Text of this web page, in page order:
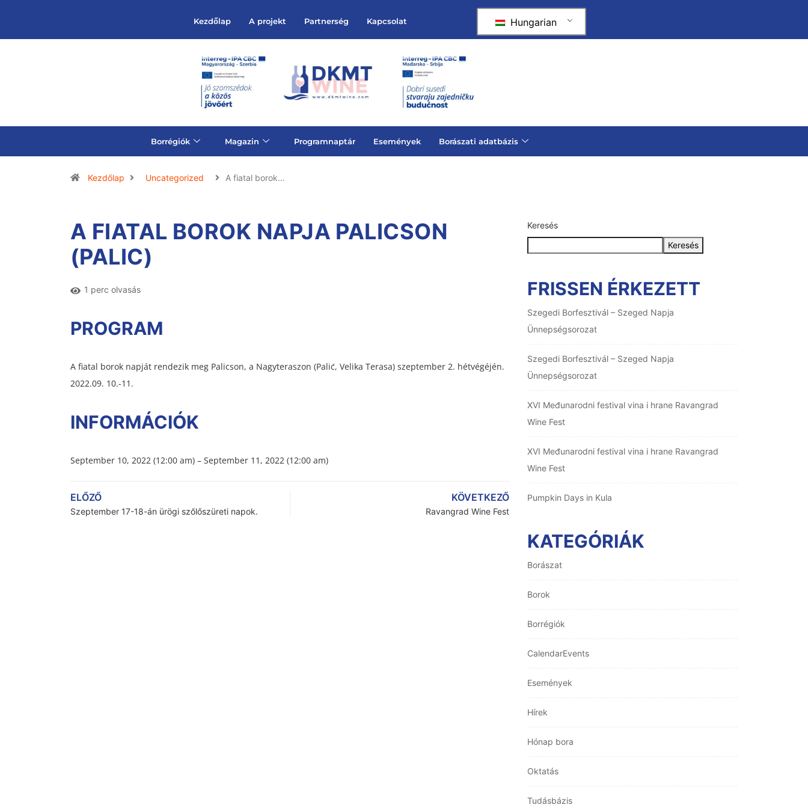
Kezdőlap A projekt Partnerség Kapcsolat Hungarian
Borrégiók Magazin Programnaptár Események Borászati adatbázis
Kezdőlap Uncategorized A fiatal borok…
A FIATAL BOROK NAPJA PALICSON
(PALIC)
1 perc olvasás
PROGRAM
A fiatal borok napját rendezik meg Palicson, a Nagyteraszon (Palić, Velika Terasa) szeptember 2. hétvégéjén.
2022.09. 10.-11.
INFORMÁCIÓK
September 10, 2022 (12:00 am) – September 11, 2022 (12:00 am)
ELŐZŐ
Szeptember 17-18-án ürögi szőlőszüreti napok.
KÖVETKEZŐ
Ravangrad Wine Fest
Keresés
Keresés
FRISSEN ÉRKEZETT
Szegedi Borfesztivál – Szeged Napja
Ünnepségsorozat
Szegedi Borfesztivál – Szeged Napja
Ünnepségsorozat
XVI Međunarodni festival vina i hrane Ravangrad
Wine Fest
XVI Međunarodni festival vina i hrane Ravangrad
Wine Fest
Pumpkin Days in Kula
KATEGÓRIÁK
Borászat
Borok
Borrégiók
CalendarEvents
Események
Hírek
Hónap bora
Oktatás
Tudásbázis